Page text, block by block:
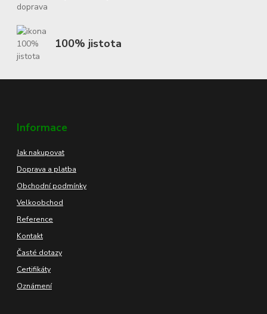
100% jistota
Informace
Jak nakupovat
Doprava a platba
Obchodní podmínky
Velkoobchod
Reference
Kontakt
Časté dotazy
Certifikáty
Oznámení